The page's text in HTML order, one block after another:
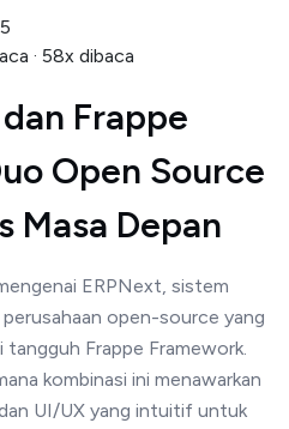
· 58x dibaca
Frappe
Open Source
Masa Depan
ERPNext, sistem
open-source yang
Frappe Framework.
kombinasi ini menawarkan
UI/UX yang intuitif untuk